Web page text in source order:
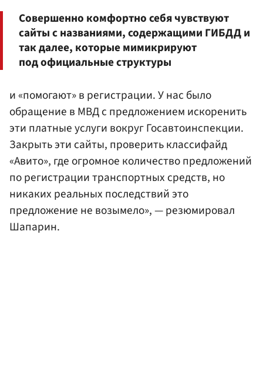
Совершенно комфортно себя чувствуют
сайты с названиями, содержащими ГИБДД и
так далее, которые мимикрируют
под официальные структуры
и «помогают» в регистрации. У нас было
обращение в МВД с предложением искоренить
эти платные услуги вокруг Госавтоинспекции.
Закрыть эти сайты, проверить классифайд
«Авито», где огромное количество предложений
по регистрации транспортных средств, но
никаких реальных последствий это
предложение не возымело», — резюмировал
Шапарин.